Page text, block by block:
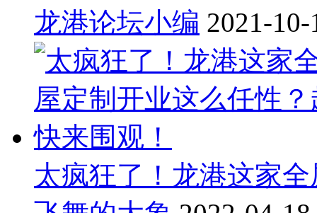
龙港论坛小编 2021-10-
太疯狂了！龙港这家